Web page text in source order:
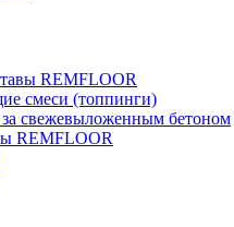
REMFLOOR
смеси (топпинги)
свежевыложенным бетоном
REMFLOOR